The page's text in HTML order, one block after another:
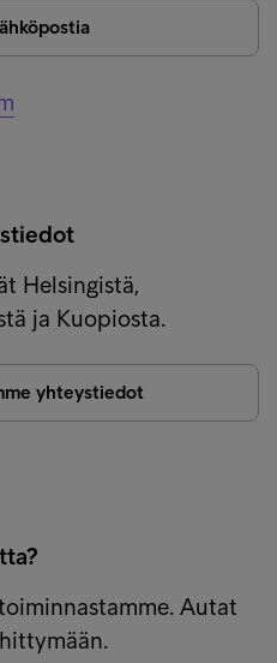
Helsingistä,
ja Kuopiosta.
yhteystiedot
Autat